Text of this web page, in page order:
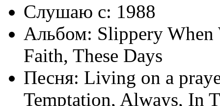
Слушаю с: 1988
Альбом: Slippery When
Faith, These Days
Песня: Living on a
Temptation, Always, In